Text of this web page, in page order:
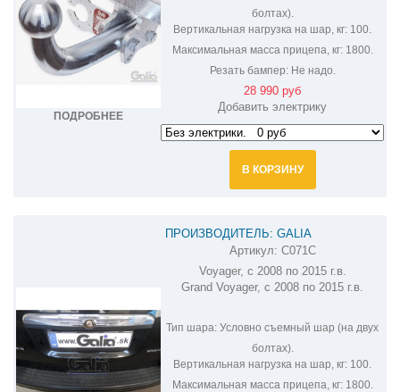
ПОДРОБНЕЕ
болтах).
Вертикальная нагрузка на шар, кг: 100.
Максимальная масса прицепа, кг:1800.
Резать бампер:Не надо.
28 990 руб
Добавить электрику
В КОРЗИНУ
ПРОИЗВОДИТЕЛЬ: GALIA
ОЦИНКОВАННЫЙ ФАРКОП НА
CHRYSLER VOYAGER C071C
Артикул: C071C
Voyager, с 2008 по 2015 г.в.
Grand Voyager, с 2008 по 2015 г.в.
Тип шара: Условно съемный шар (на двух
болтах).
Вертикальная нагрузка на шар, кг: 100.
Максимальная масса прицепа, кг:1800.